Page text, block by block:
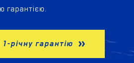
гарантією.
річну гарантію